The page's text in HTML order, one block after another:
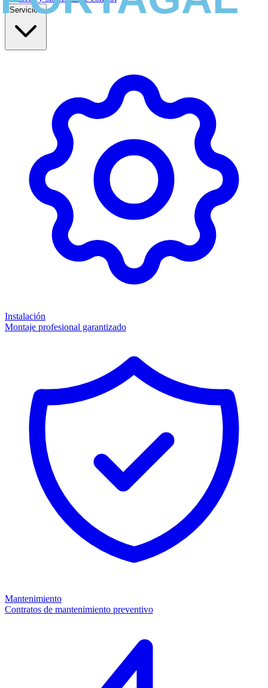
Servicios
Instalación
Montaje profesional garantizado
Mantenimiento
Contratos de mantenimiento preventivo